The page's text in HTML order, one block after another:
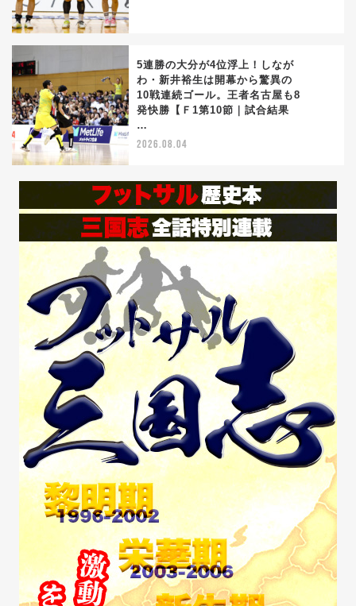
5連勝の大分が4位浮上！しなが
わ・新井裕生は開幕から驚異の
10戦連続ゴール。王者名古屋も8
発快勝【Ｆ1第10節｜試合結果
…
2026.08.04